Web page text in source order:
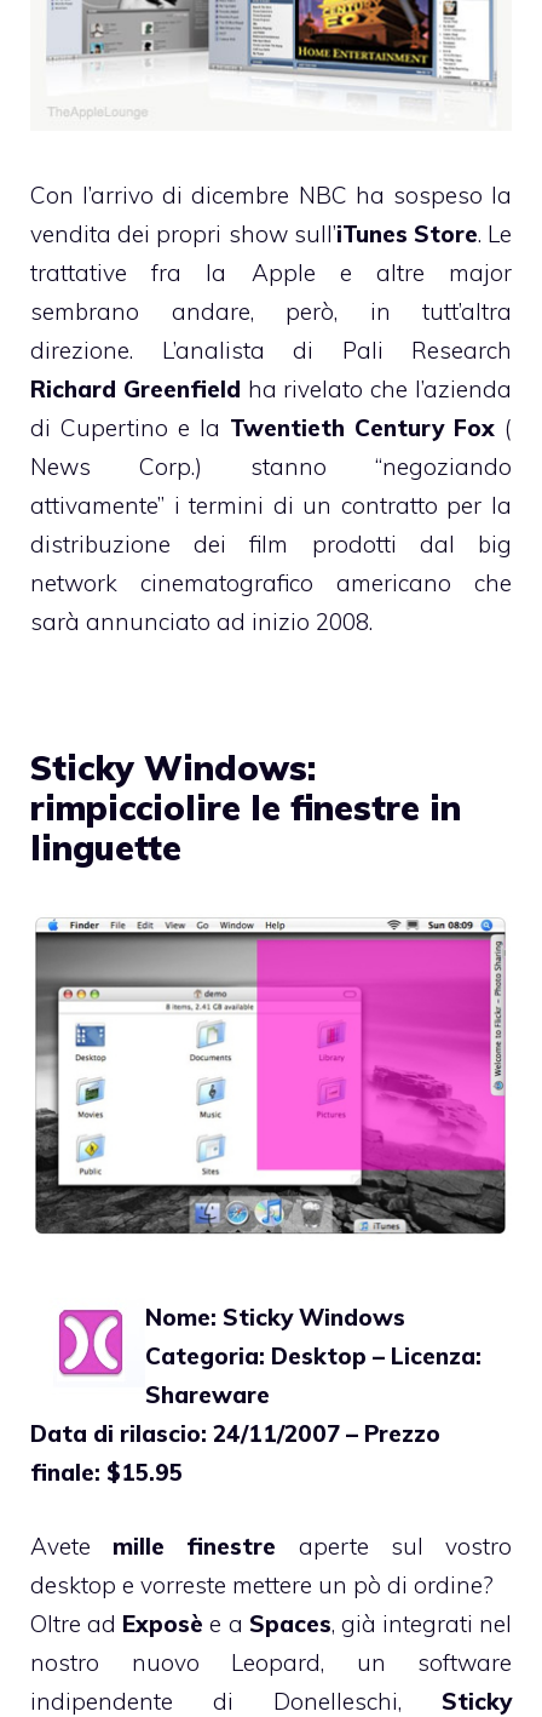
Con l’arrivo di dicembre NBC ha sospeso la
vendita dei propri show sull’iTunes Store. Le
trattative fra la Apple e altre major
sembrano andare, però, in tutt’altra
direzione. L’analista di Pali Research
Richard Greenfield ha rivelato che l’azienda
di Cupertino e la Twentieth Century Fox (
News Corp.) stanno “negoziando
attivamente” i termini di un contratto per la
distribuzione dei film prodotti dal big
network cinematografico americano che
sarà annunciato ad inizio 2008.
Sticky Windows:
rimpicciolire le finestre in
linguette
Nome: Sticky Windows
Categoria: Desktop – Licenza:
Shareware
Data di rilascio: 24/11/2007 – Prezzo
finale: $15.95
Avete mille finestre aperte sul vostro
desktop e vorreste mettere un pò di ordine?
Oltre ad Exposè e a Spaces, già integrati nel
nostro nuovo Leopard, un software
indipendente di Donelleschi, Sticky